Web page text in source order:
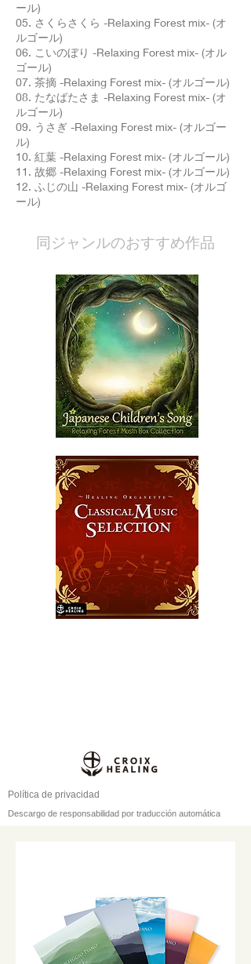
ール)
05. さくらさくら -Relaxing Forest mix- (オ
ルゴール)
06. こいのぼり -Relaxing Forest mix- (オル
ゴール)
07. 茶摘 -Relaxing Forest mix- (オルゴール)
08. たなばたさま -Relaxing Forest mix- (オ
ルゴール)
09. うさぎ -Relaxing Forest mix- (オルゴー
ル)
10. 紅葉 -Relaxing Forest mix- (オルゴール)
11. 故郷 -Relaxing Forest mix- (オルゴール)
12. ふじの山 -Relaxing Forest mix- (オルゴ
ール)
​同ジャンルのおすすめ作品
Política de privacidad
Descargo de responsabilidad por traducción automática